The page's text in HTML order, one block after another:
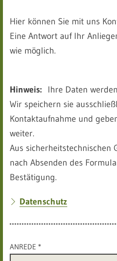
Hier können Sie mit uns
Eine Antwort auf Ihr
wie möglich.
Hinweis: Ihre Daten
Wir speichern sie
Kontaktaufnahme und
weiter.
Aus sicherheitstechnischen
nach Absenden des
Bestätigung.
Datenschutz
ANREDE *